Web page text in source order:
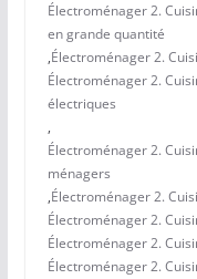
Électroménager 2.
en grande quantité
,Électroménager 2.
Électroménager 2.
électriques
,
Électroménager 2.
ménagers
,Électroménager 2.
Électroménager 2.
Électroménager 2.
Électroménager 2.